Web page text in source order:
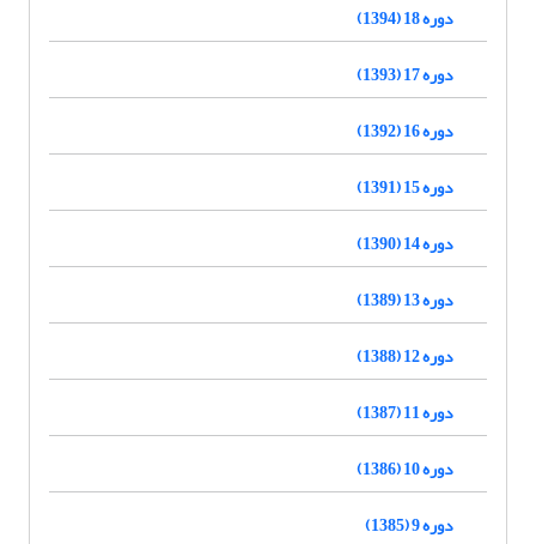
دوره 18 (1394)
دوره 17 (1393)
دوره 16 (1392)
دوره 15 (1391)
دوره 14 (1390)
دوره 13 (1389)
دوره 12 (1388)
دوره 11 (1387)
دوره 10 (1386)
دوره 9 (1385)